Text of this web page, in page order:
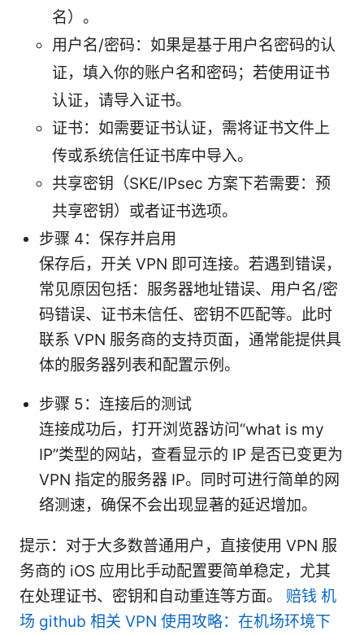
名）。
用户名/密码：如果是基于用户名密码的认
证，填入你的账户名和密码；若使用证书
认证，请导入证书。
证书：如需要证书认证，需将证书文件上
传或系统信任证书库中导入。
共享密钥（SKE/IPsec 方案下若需要：预
共享密钥）或者证书选项。
步骤 4：保存并启用
保存后，开关 VPN 即可连接。若遇到错误，
常见原因包括：服务器地址错误、用户名/密
码错误、证书未信任、密钥不匹配等。此时
联系 VPN 服务商的支持页面，通常能提供具
体的服务器列表和配置示例。
步骤 5：连接后的测试
连接成功后，打开浏览器访问“what is my
IP”类型的网站，查看显示的 IP 是否已变更为
VPN 指定的服务器 IP。同时可进行简单的网
络测速，确保不会出现显著的延迟增加。
提示：对于大多数普通用户，直接使用 VPN 服
务商的 iOS 应用比手动配置要简单稳定，尤其
在处理证书、密钥和自动重连等方面。 赔钱 机
场 github 相关 VPN 使用攻略：在机场环境下